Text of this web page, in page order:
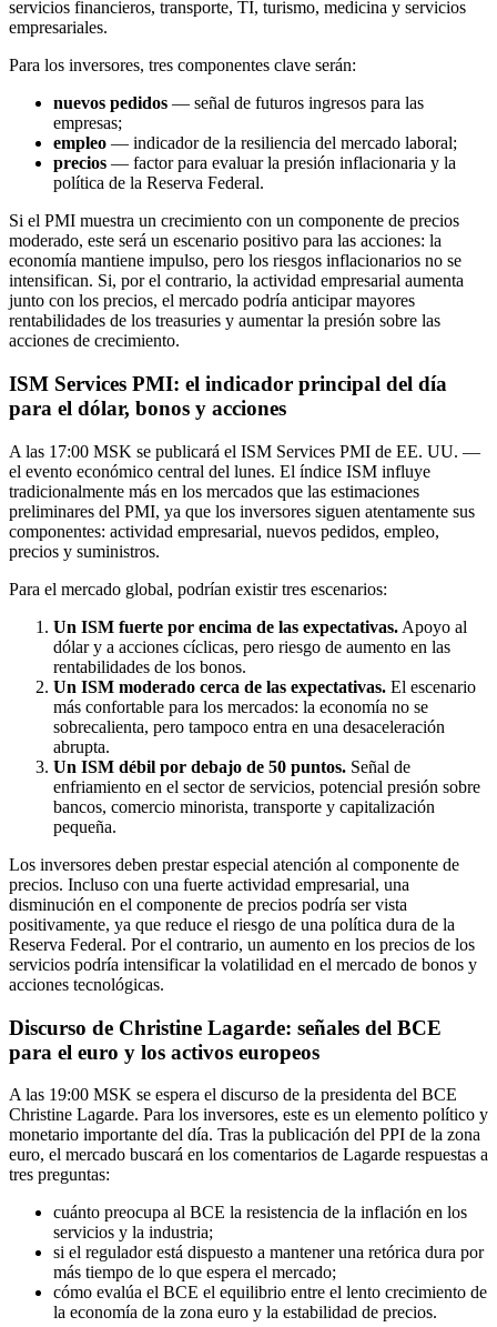
servicios financieros, transporte, TI, turismo, medicina y servicios
empresariales.
Para los inversores, tres componentes clave serán:
nuevos pedidos — señal de futuros ingresos para las
empresas;
empleo — indicador de la resiliencia del mercado laboral;
precios — factor para evaluar la presión inflacionaria y la
política de la Reserva Federal.
Si el PMI muestra un crecimiento con un componente de precios
moderado, este será un escenario positivo para las acciones: la
economía mantiene impulso, pero los riesgos inflacionarios no se
intensifican. Si, por el contrario, la actividad empresarial aumenta
junto con los precios, el mercado podría anticipar mayores
rentabilidades de los treasuries y aumentar la presión sobre las
acciones de crecimiento.
ISM Services PMI: el indicador principal del día
para el dólar, bonos y acciones
A las 17:00 MSK se publicará el ISM Services PMI de EE. UU. —
el evento económico central del lunes. El índice ISM influye
tradicionalmente más en los mercados que las estimaciones
preliminares del PMI, ya que los inversores siguen atentamente sus
componentes: actividad empresarial, nuevos pedidos, empleo,
precios y suministros.
Para el mercado global, podrían existir tres escenarios:
Un ISM fuerte por encima de las expectativas. Apoyo al
dólar y a acciones cíclicas, pero riesgo de aumento en las
rentabilidades de los bonos.
Un ISM moderado cerca de las expectativas. El escenario
más confortable para los mercados: la economía no se
sobrecalienta, pero tampoco entra en una desaceleración
abrupta.
Un ISM débil por debajo de 50 puntos. Señal de
enfriamiento en el sector de servicios, potencial presión sobre
bancos, comercio minorista, transporte y capitalización
pequeña.
Los inversores deben prestar especial atención al componente de
precios. Incluso con una fuerte actividad empresarial, una
disminución en el componente de precios podría ser vista
positivamente, ya que reduce el riesgo de una política dura de la
Reserva Federal. Por el contrario, un aumento en los precios de los
servicios podría intensificar la volatilidad en el mercado de bonos y
acciones tecnológicas.
Discurso de Christine Lagarde: señales del BCE
para el euro y los activos europeos
A las 19:00 MSK se espera el discurso de la presidenta del BCE
Christine Lagarde. Para los inversores, este es un elemento político y
monetario importante del día. Tras la publicación del PPI de la zona
euro, el mercado buscará en los comentarios de Lagarde respuestas a
tres preguntas:
cuánto preocupa al BCE la resistencia de la inflación en los
servicios y la industria;
si el regulador está dispuesto a mantener una retórica dura por
más tiempo de lo que espera el mercado;
cómo evalúa el BCE el equilibrio entre el lento crecimiento de
la economía de la zona euro y la estabilidad de precios.